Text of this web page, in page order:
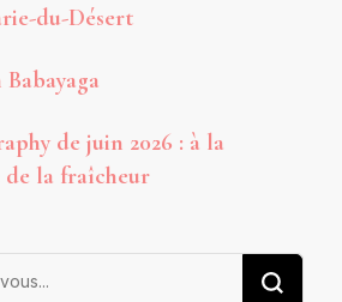
du-Désert
de juin 2026 : à la
de la fraîcheur